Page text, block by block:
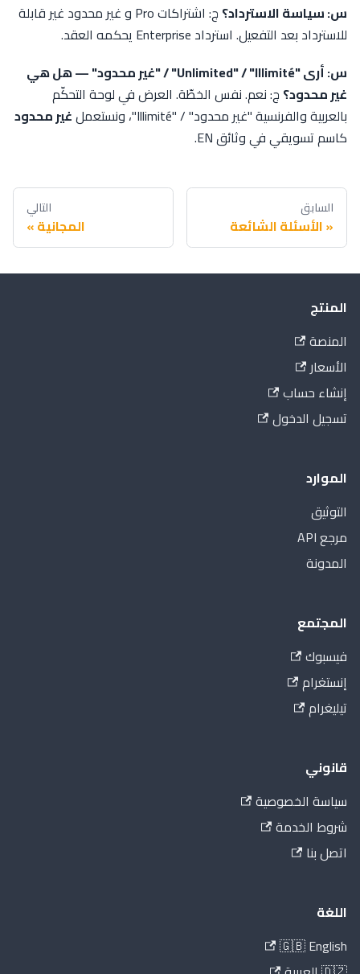
س: سياسة الاسترداد؟
ج: اشتراكات Pro و غير محدود غير قابلة
للاسترداد بعد التفعيل. استرداد Enterprise يحكمه العقد.
س: أرى "Unlimited" / "Illimité" / "غير محدود" — هل هي
غير محدود؟ ج: نعم. نفس الخطّة. العرض في لوحة التحكّم
بالعربية والفرنسية "غير محدود" / "Illimité"، ونستعمل
غير محدود
كاسم تسويقي في وثائق EN.
السابق
الأسئلة الشائعة
التالي
المجانية
المنتج
المنصة
الأسعار
إنشاء حساب
تسجيل الدخول
الموارد
التوثيق
مرجع API
المدونة
المجتمع
فيسبوك
إنستغرام
تيليغرام
قانوني
سياسة الخصوصية
شروط الخدمة
اتصل بنا
اللغة
🇬🇧 English